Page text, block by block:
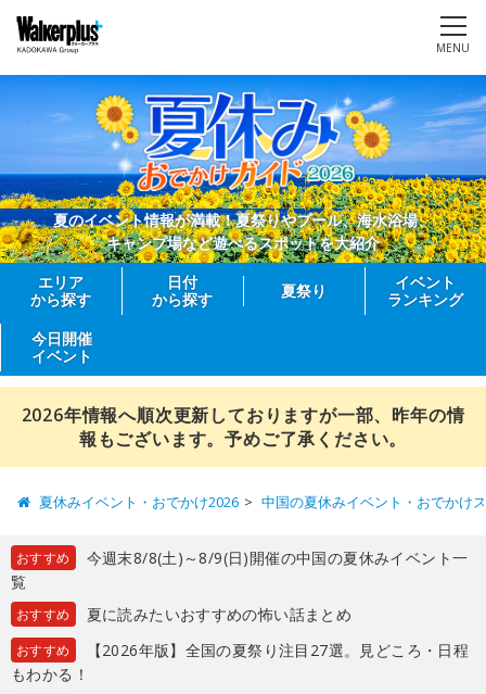
MENU
夏のイベント情報が満載！夏祭りやプール、海水浴場、
キャンプ場など遊べるスポットを大紹介
エリア
から探す
日付
から探す
夏祭り
イベント
ランキング
今日開催
イベント
2026年情報へ順次更新しておりますが一部、昨年の情
報もございます。予めご了承ください。
夏休みイベント・おでかけ2026 中国の夏休みイベント・おでかけ
おすすめ
今週末8/8(土)～8/9(日)開催の中国の夏休みイベント一
覧
おすすめ 夏に読みたいおすすめの怖い話まとめ
おすすめ
【2026年版】全国の夏祭り注目27選。見どころ・日程
もわかる！